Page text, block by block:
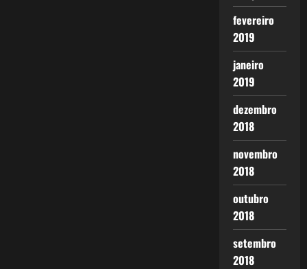
fevereiro
2019
janeiro
2019
dezembro
2018
novembro
2018
outubro
2018
setembro
2018